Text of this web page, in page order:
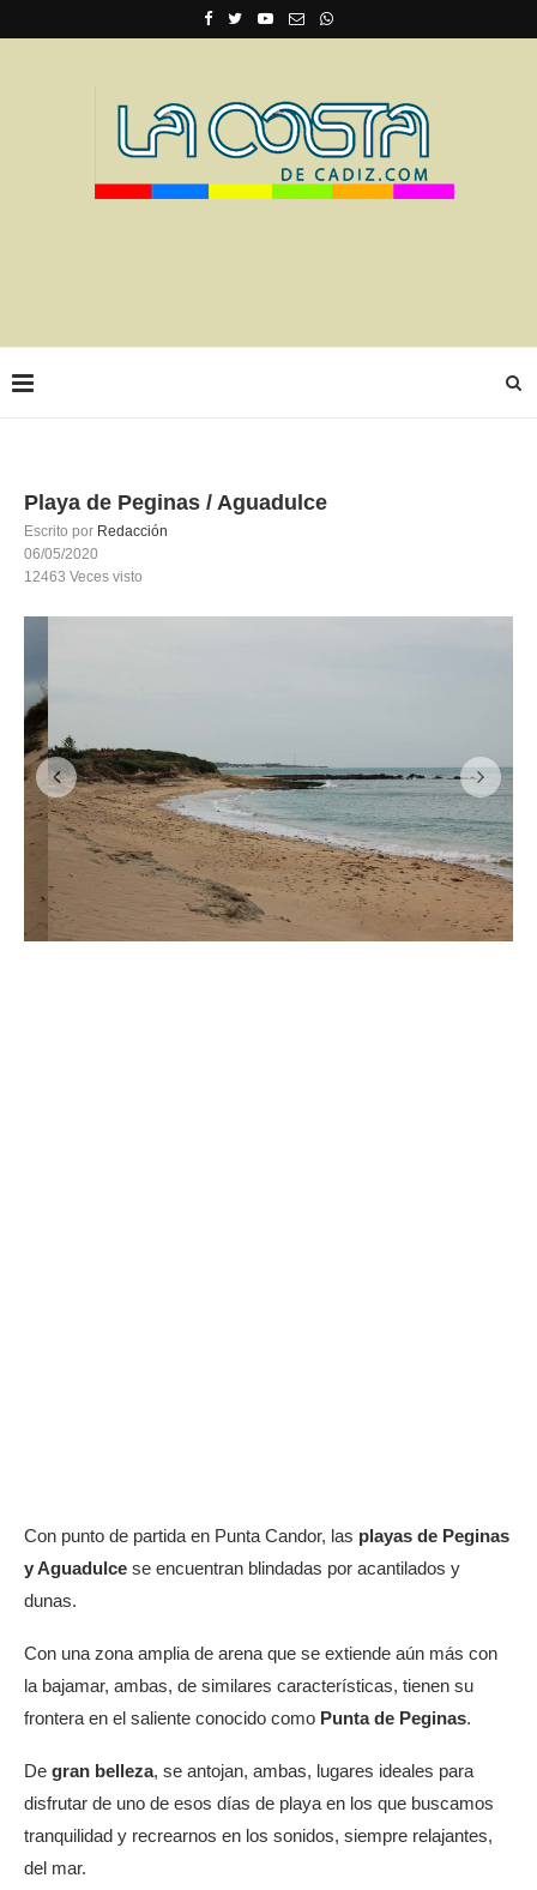
Playa de Peginas / Aguadulce
Escrito por Redacción
06/05/2020
12463 Veces visto
Con punto de partida en Punta Candor, las playas de Peginas
y Aguadulce se encuentran blindadas por acantilados y
dunas.
Con una zona amplia de arena que se extiende aún más con
la bajamar, ambas, de similares características, tienen su
frontera en el saliente conocido como Punta de Peginas.
De gran belleza, se antojan, ambas, lugares ideales para
disfrutar de uno de esos días de playa en los que buscamos
tranquilidad y recrearnos en los sonidos, siempre relajantes,
del mar.